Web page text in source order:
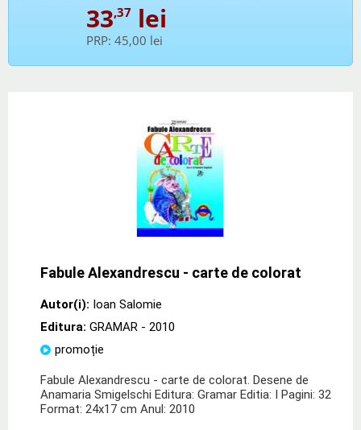
33,37 lei
PRP: 45,00 lei
Fabule Alexandrescu - carte de colorat
Autor(i): Ioan Salomie
Editura: GRAMAR - 2010
promoție
Fabule Alexandrescu - carte de colorat. Desene de
Anamaria Smigelschi Editura: Gramar Editia: I Pagini: 32
Format: 24x17 cm Anul: 2010